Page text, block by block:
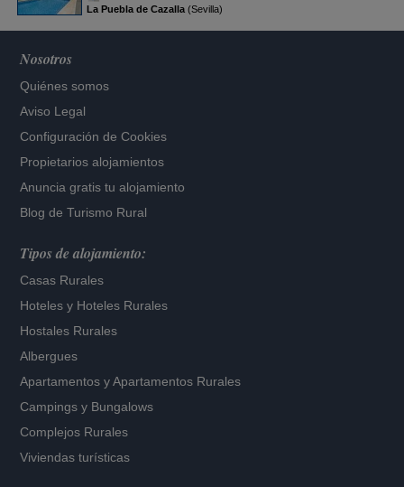
La Puebla de Cazalla(Sevilla)
Nosotros
Quiénes somos
Aviso Legal
Configuración de Cookies
Propietarios alojamientos
Anuncia gratis tu alojamiento
Blog de Turismo Rural
Tipos de alojamiento:
Casas Rurales
Hoteles y Hoteles Rurales
Hostales Rurales
Albergues
Apartamentos yApartamentos Rurales
Campings y Bungalows
Complejos Rurales
Viviendas turísticas